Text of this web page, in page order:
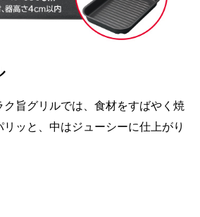
旨グリルでは、食材をすばやく焼
ッと、中はジューシーに仕上がり